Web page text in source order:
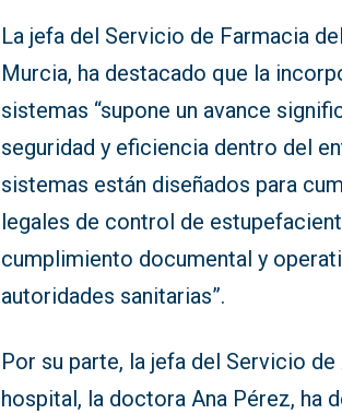
La jefa del Servicio de Farmacia
Murcia, ha destacado que la
sistemas “supone un avance
seguridad y eficiencia dentro del
sistemas están diseñados para
legales de control de
cumplimiento documental y
autoridades sanitarias”.
Por su parte, la jefa del Servicio
hospital, la doctora Ana Pérez, ha